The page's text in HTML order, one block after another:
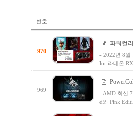
번호
970
파워컬
- 2022년 8월
lor 라데온
969
- AMD 최신
d와 Pink